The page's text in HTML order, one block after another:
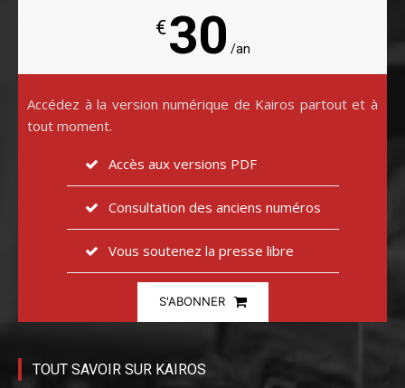
€30 /an
Accédez à la version numérique de Kairos partout et à
tout moment.
Accès aux versions PDF
Consultation des anciens numéros
Vous soutenez la presse libre
S'ABONNER
TOUT SAVOIR SUR KAIROS